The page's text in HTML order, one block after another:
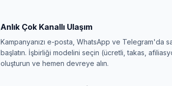
Anlık Çok Kanallı Ulaşım
Kampanyanızı e-posta, WhatsApp ve Telegram'da
başlatın. İşbirliği modelini seçin (ücretli, takas,
oluşturun ve hemen devreye alın.